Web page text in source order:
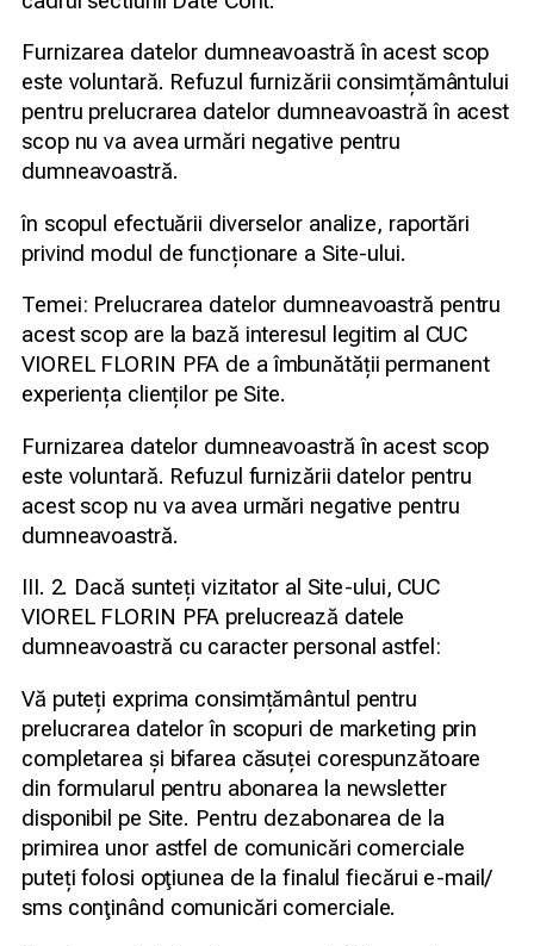
Furnizarea datelor dumneavoastră în acest scop
este voluntară. Refuzul furnizării consimțământului
pentru prelucrarea datelor dumneavoastră în acest
scop nu va avea urmări negative pentru
dumneavoastră.
în scopul efectuării diverselor analize, raportări
privind modul de funcționare a Site-ului.
Temei: Prelucrarea datelor dumneavoastră pentru
acest scop are la bază interesul legitim al CUC
VIOREL FLORIN PFA de a îmbunătății permanent
experiența clienților pe Site.
Furnizarea datelor dumneavoastră în acest scop
este voluntară. Refuzul furnizării datelor pentru
acest scop nu va avea urmări negative pentru
dumneavoastră.
III. 2. Dacă sunteți vizitator al Site-ului, CUC
VIOREL FLORIN PFA prelucrează datele
dumneavoastră cu caracter personal astfel:
Vă puteți exprima consimțământul pentru
prelucrarea datelor în scopuri de marketing prin
completarea și bifarea căsuței corespunzătoare
din formularul pentru abonarea la newsletter
disponibil pe Site. Pentru dezabonarea de la
primirea unor astfel de comunicări comerciale
puteți folosi opţiunea de la finalul fiecărui e-mail/
sms conţinând comunicări comerciale.